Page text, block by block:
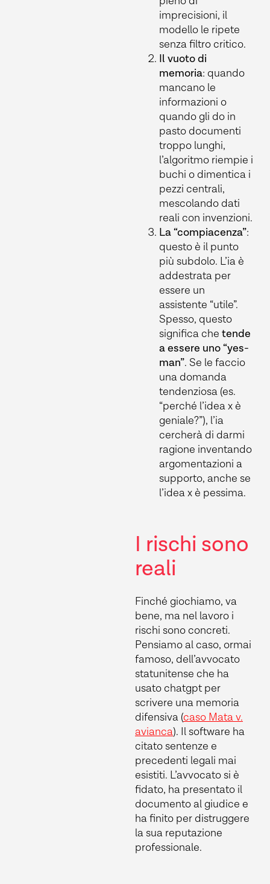
imprecisioni, il
modello le ripete
senza filtro critico.
Il vuoto di
memoria: quando
mancano le
informazioni o
quando gli do in
pasto documenti
troppo lunghi,
l’algoritmo riempie i
buchi o dimentica i
pezzi centrali,
mescolando dati
reali con invenzioni.
La “compiacenza”:
questo è il punto
più subdolo. L’ia è
addestrata per
essere un
assistente “utile”.
Spesso, questo
significa che tende
a essere uno “yes-
man”. Se le faccio
una domanda
tendenziosa (es.
“perché l’idea x è
geniale?”), l’ia
cercherà di darmi
ragione inventando
argomentazioni a
supporto, anche se
l’idea x è pessima.
I rischi sono
reali
Finché giochiamo, va
bene, ma nel lavoro i
rischi sono concreti.
Pensiamo al caso, ormai
famoso, dell’avvocato
statunitense che ha
usato chatgpt per
scrivere una memoria
difensiva (caso Mata v.
avianca). Il software ha
citato sentenze e
precedenti legali mai
esistiti. L’avvocato si è
fidato, ha presentato il
documento al giudice e
ha finito per distruggere
la sua reputazione
professionale.